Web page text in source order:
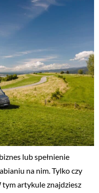
lub spełnienie
na nim. Tylko czy
tym artykule znajdziesz